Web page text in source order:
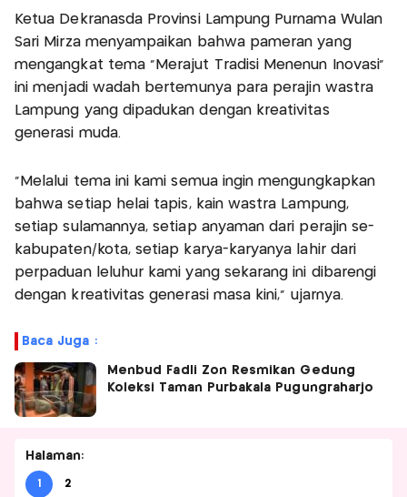
Ketua Dekranasda Provinsi Lampung Purnama Wulan
Sari Mirza menyampaikan bahwa pameran yang
mengangkat tema “Merajut Tradisi Menenun Inovasi”
ini menjadi wadah bertemunya para perajin wastra
Lampung yang dipadukan dengan kreativitas
generasi muda.
“Melalui tema ini kami semua ingin mengungkapkan
bahwa setiap helai tapis, kain wastra Lampung,
setiap sulamannya, setiap anyaman dari perajin se-
kabupaten/kota, setiap karya-karyanya lahir dari
perpaduan leluhur kami yang sekarang ini dibarengi
dengan kreativitas generasi masa kini,” ujarnya.
Baca Juga :
Menbud Fadli Zon Resmikan Gedung
Koleksi Taman Purbakala Pugungraharjo
Halaman:
1 2